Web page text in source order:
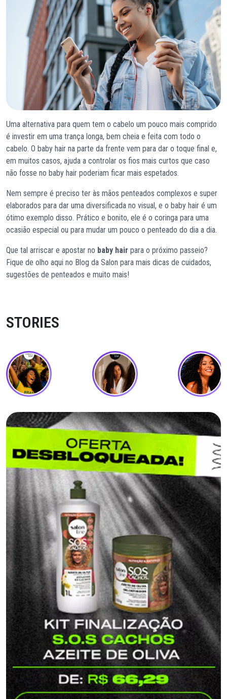
Uma alternativa para quem tem o cabelo um pouco mais comprido
é investir em uma trança longa, bem cheia e feita com todo o
cabelo. O baby hair na parte da frente vem para dar o toque final e,
em muitos casos, ajuda a controlar os fios mais curtos que caso
não fosse no baby hair poderiam ficar mais espetados.
Nem sempre é preciso ter às mãos penteados complexos e super
elaborados para dar uma diversificada no visual, e o baby hair é um
ótimo exemplo disso. Prático e bonito, ele é o coringa para uma
ocasião especial ou para mudar um pouco o penteado do dia a dia.
Que tal arriscar e apostar no baby hair para o próximo passeio?
Fique de olho aqui no Blog da Salon para mais dicas de cuidados,
sugestões de penteados e muito mais!
STORIES